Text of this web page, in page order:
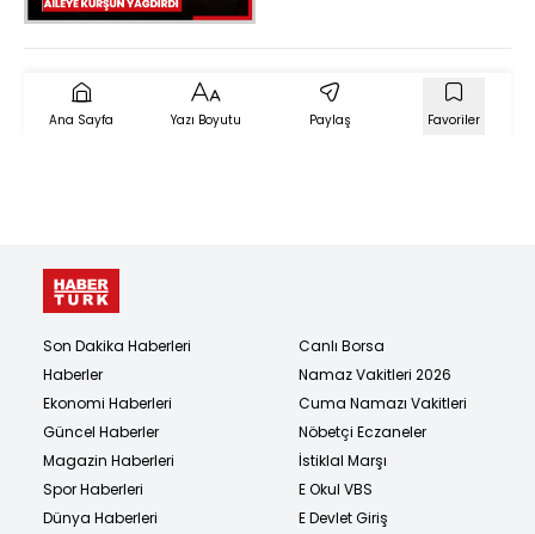
Ana Sayfa Yazı Boyutu Paylaş Favoriler
Son Dakika Haberleri
Haberler
Ekonomi Haberleri
Güncel Haberler
Magazin Haberleri
Spor Haberleri
Dünya Haberleri
Canlı Borsa
Namaz Vakitleri 2026
Cuma Namazı Vakitleri
Nöbetçi Eczaneler
İstiklal Marşı
E Okul VBS
E Devlet Giriş